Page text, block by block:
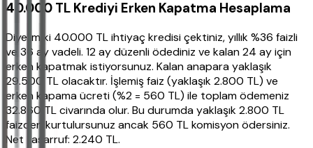
40.000 TL Krediyi Erken Kapatma Hesaplama
Diyelim ki 40.000 TL ihtiyaç kredisi çektiniz, yıllık %36 faizli
ve 36 ay vadeli. 12 ay düzenli ödediniz ve kalan 24 ay için
erken kapatmak istiyorsunuz. Kalan anapara yaklaşık
29.500 TL olacaktır. İşlemiş faiz (yaklaşık 2.800 TL) ve
erken kapama ücreti (%2 = 560 TL) ile toplam ödemeniz
32.860 TL civarında olur. Bu durumda yaklaşık 2.800 TL
faizden kurtulursunuz ancak 560 TL komisyon ödersiniz.
Net tasarruf: 2.240 TL.